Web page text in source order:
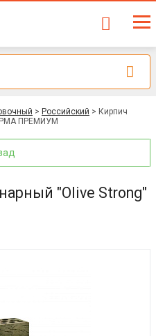
> Российский > Кирпич
ПРЕМИУМ
"Olive Strong"